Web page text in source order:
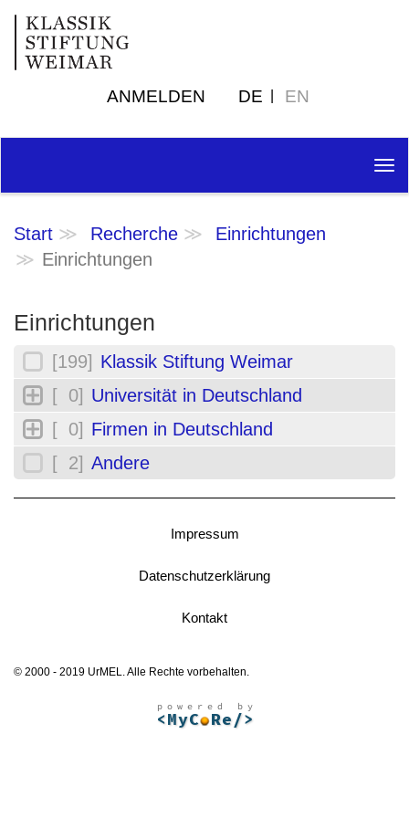
ANMELDEN DE EN
Start Recherche
Einrichtungen
Einrichtungen
Einrichtungen
[199] Klassik Stiftung Weimar
[ 0] Universität in Deutschland
[ 0] Firmen in Deutschland
[ 2] Andere
Impressum
Datenschutzerklärung
Kontakt
© 2000 - 2019 UrMEL. Alle Rechte vorbehalten.